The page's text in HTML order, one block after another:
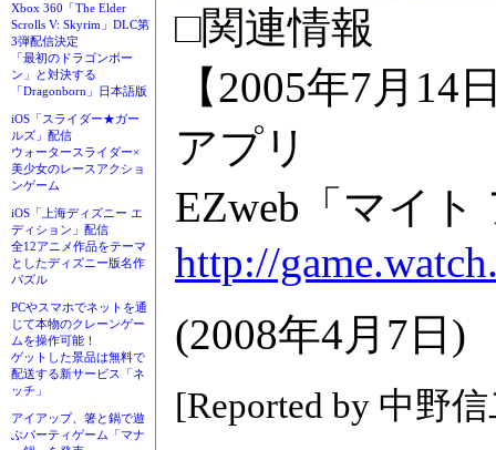
Xbox 360「The Elder
Scrolls V: Skyrim」DLC第
3弾配信決定
「最初のドラゴンボー
ン」と対決する
「Dragonborn」日本語版
iOS「スライダー★ガー
ルズ」配信
ウォータースライダー×
美少女のレースアクショ
ンゲーム
iOS「上海ディズニー エ
ディション」配信
全12アニメ作品をテーマ
としたディズニー版名作
パズル
PCやスマホでネットを通
じて本物のクレーンゲー
ムを操作可能！
ゲットした景品は無料で
配送する新サービス「ネ
ッチ」
アイアップ、箸と鍋で遊
ぶパーティゲーム「マナ
□関連情報
【2005年7月
アプリ
EZweb「マイ
http://
(2008年4月7日)
[Reported by 中野